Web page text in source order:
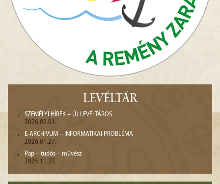
LEVÉLTÁR
SZEMÉLYI HÍREK – ÚJ LEVÉLTÁROS
2026.02.01.
E-ARCHIVUM – INFORMATIKAI PROBLÉMA
2026.01.27.
Pap – tudós – művész
2025.11.27.